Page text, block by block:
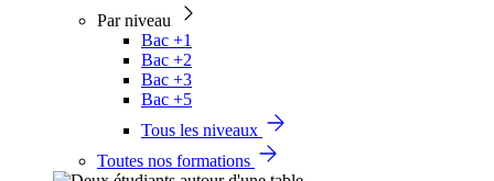
Par niveau
Bac +1
Bac +2
Bac +3
Bac +5
Tous les niveaux
Toutes nos formations